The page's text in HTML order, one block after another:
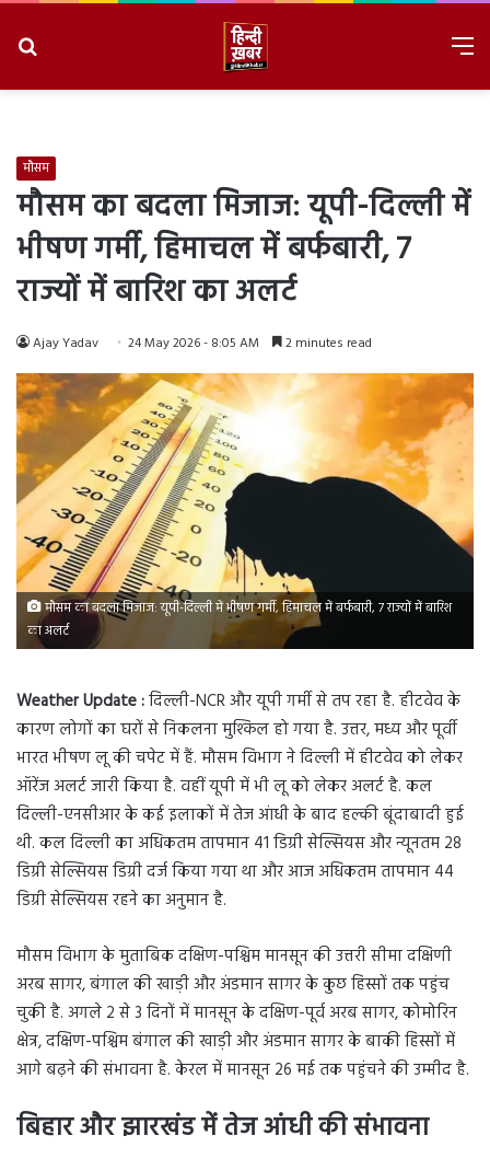
मौसम
मौसम का बदला मिजाज: यूपी-दिल्ली में
भीषण गर्मी, हिमाचल में बर्फबारी, 7
राज्यों में बारिश का अलर्ट
Ajay Yadav 24 May 2026 - 8:05 AM 2 minutes read
मौसम का बदला मिजाज: यूपी-दिल्ली में भीषण गर्मी, हिमाचल में बर्फबारी, 7 राज्यों में बारिश
का अलर्ट
Weather Update :दिल्ली-NCR और यूपी गर्मी से तप रहा है. हीटवेव के
कारण लोगों का घरों से निकलना मुश्किल हो गया है. उत्तर, मध्य और पूर्वी
भारत भीषण लू की चपेट में हैं. मौसम विभाग ने दिल्ली में हीटवेव को लेकर
ऑरेंज अलर्ट जारी किया है. वहीं यूपी में भी लू को लेकर अलर्ट है. कल
दिल्ली-एनसीआर के कई इलाकों में तेज आंधी के बाद हल्की बूंदाबादी हुई
थी. कल दिल्ली का अधिकतम तापमान 41 डिग्री सेल्सियस और न्यूनतम 28
डिग्री सेल्सियस डिग्री दर्ज किया गया था और आज अधिकतम तापमान 44
डिग्री सेल्सियस रहने का अनुमान है.
मौसम विभाग के मुताबिक दक्षिण-पश्चिम मानसून की उत्तरी सीमा दक्षिणी
अरब सागर, बंगाल की खाड़ी और अंडमान सागर के कुछ हिस्सों तक पहुंच
चुकी है. अगले 2 से 3 दिनों में मानसून के दक्षिण-पूर्व अरब सागर, कोमोरिन
क्षेत्र, दक्षिण-पश्चिम बंगाल की खाड़ी और अंडमान सागर के बाकी हिस्सों में
आगे बढ़ने की संभावना है. केरल में मानसून 26 मई तक पहुंचने की उम्मीद है.
बिहार और झारखंड में तेज आंधी की संभावना